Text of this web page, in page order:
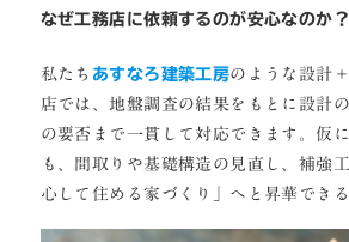
なぜ工務店に依頼するのが安心なのか？
私たち あすなろ建築工房のような設計
店では、地盤調査の結果をもとに設計
の要否まで一貫して対応できます。仮
も、間取りや基礎構造の見直し、補強
心して住める家づくり」へと昇華できる